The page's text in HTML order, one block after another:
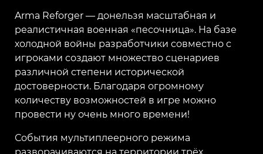
Arma Reforger — донельзя масштабная и
реалистичная военная «песочница». На базе
холодной войны разработчики совместно с
игроками создают множество сценариев
различной степени исторической
достоверности. Благодаря огромному
количеству возможностей в игре можно
провести ну очень много времени!
События мультиплеерного режима